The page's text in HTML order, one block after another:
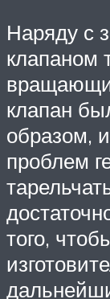
Наряду с
клапаном
клапан
образом,
проблем
того,